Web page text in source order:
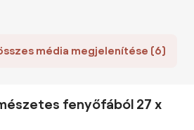
média megjelenítése (6)
fenyőfából 27 x